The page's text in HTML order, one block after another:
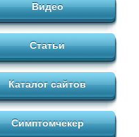
Видео
Статьи
Каталог сайтов
Симптомчекер